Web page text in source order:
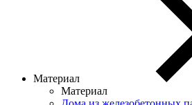
Материал
Материал